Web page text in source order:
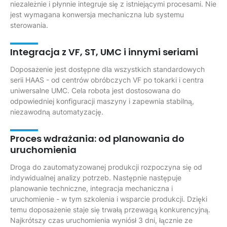
niezależnie i płynnie integruje się z istniejącymi procesami. Nie
jest wymagana konwersja mechaniczna lub systemu
sterowania.
Integracja z VF, ST, UMC i innymi seriami
Doposażenie jest dostępne dla wszystkich standardowych
serii HAAS - od centrów obróbczych VF po tokarki i centra
uniwersalne UMC. Cela robota jest dostosowana do
odpowiedniej konfiguracji maszyny i zapewnia stabilną,
niezawodną automatyzację.
Proces wdrażania: od planowania do
uruchomienia
Droga do zautomatyzowanej produkcji rozpoczyna się od
indywidualnej analizy potrzeb. Następnie następuje
planowanie techniczne, integracja mechaniczna i
uruchomienie - w tym szkolenia i wsparcie produkcji. Dzięki
temu doposażenie staje się trwałą przewagą konkurencyjną.
Najkrótszy czas uruchomienia wyniósł 3 dni, łącznie ze